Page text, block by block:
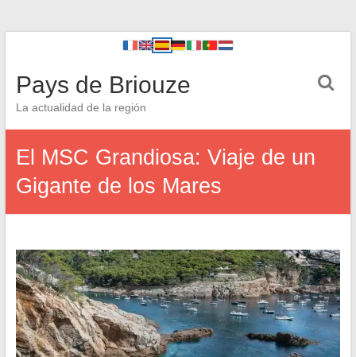
Pays de Briouze
La actualidad de la región
El MSC Grandiosa: Viaje de un
Gigante de los Mares